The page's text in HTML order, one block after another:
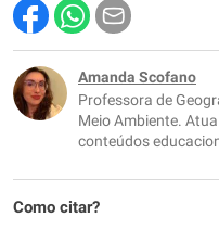
Este conteúdo contém
Este conteúdo não tem
Outro
Amanda Scofano
Professora de
Meio Ambiente.
conteúdos
Como citar?